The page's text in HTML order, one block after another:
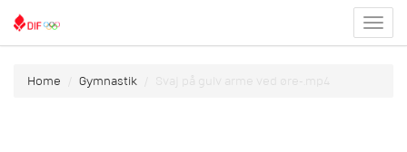
menu
Home Gymnastik Svaj på gulv arme ved øre-.mp4